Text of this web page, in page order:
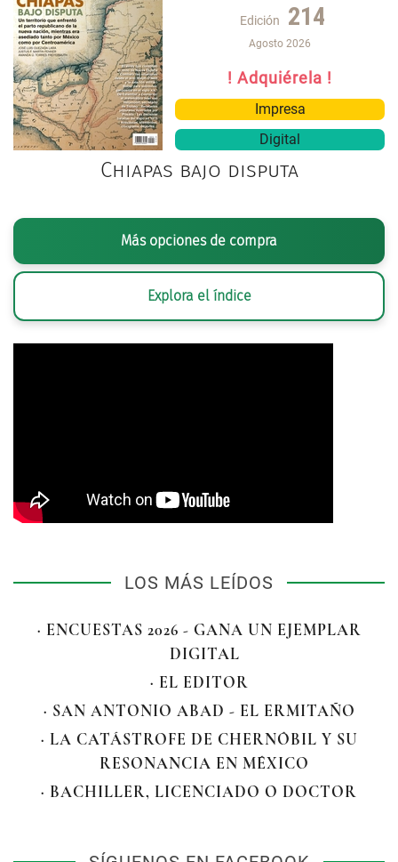
Edición 214
Agosto 2026
! Adquiérela !
Impresa
Digital
Chiapas bajo disputa
Más opciones de compra
Explora el índice
LOS MÁS LEÍDOS
· ENCUESTAS 2026 - GANA UN EJEMPLAR
DIGITAL
· EL EDITOR
· SAN ANTONIO ABAD - EL ERMITAÑO
· LA CATÁSTROFE DE CHERNÓBIL Y SU
RESONANCIA EN MÉXICO
· BACHILLER, LICENCIADO O DOCTOR